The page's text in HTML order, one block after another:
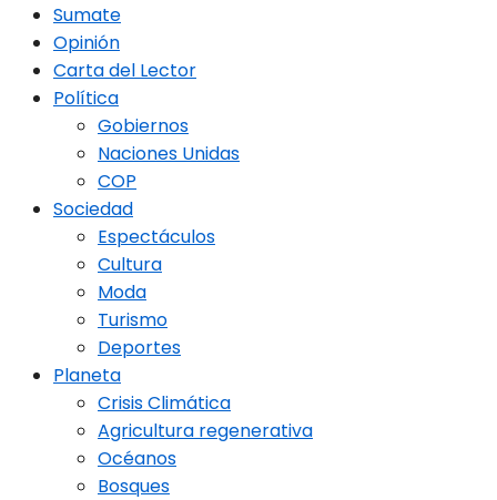
Sumate
Opinión
Carta del Lector
Política
Gobiernos
Naciones Unidas
COP
Sociedad
Espectáculos
Cultura
Moda
Turismo
Deportes
Planeta
Crisis Climática
Agricultura regenerativa
Océanos
Bosques